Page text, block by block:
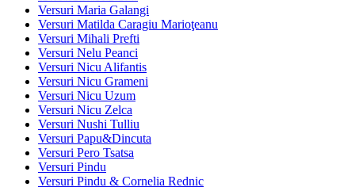
Versuri Maria Galangi
Versuri Matilda Caragiu Marioţeanu
Versuri Mihali Prefti
Versuri Nelu Peanci
Versuri Nicu Alifantis
Versuri Nicu Grameni
Versuri Nicu Uzum
Versuri Nicu Zelca
Versuri Nushi Tulliu
Versuri Papu&Dincuta
Versuri Pero Tsatsa
Versuri Pindu
Versuri Pindu & Cornelia Rednic